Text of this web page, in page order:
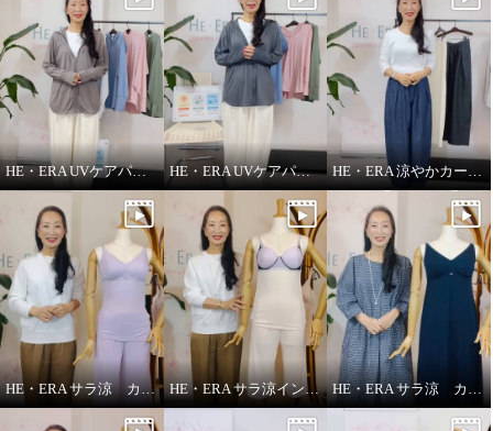
HE・ERA UVケアパーカー HE・ERA UVケアパーカー 機能性について HE・ERA 涼やかカーヴィーパンツ
HE・ERA サラ涼 カップ付きインナー HE・ERA サラ涼インナー HE・ERA サラ涼 カップ付きスリップ